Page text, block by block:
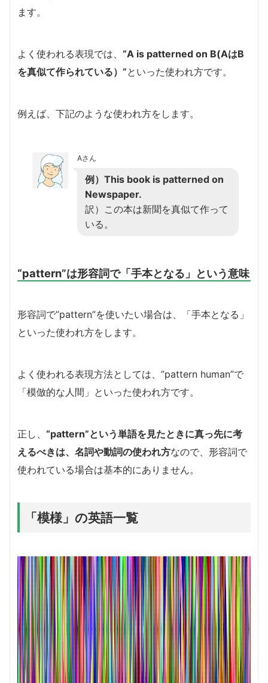
ます。
よく使われる表現では、 “A is patterned on B(AはB
を真似て作られている）”といった使われ方です。
例えば、下記のような使われ方をします。
Aさん
例）This book is patterned on
Newspaper.
訳）この本は新聞を真似て作って
いる。
“pattern”は形容詞で「手本となる」という意味
形容詞で”pattern”を使いたい場合は、「手本となる」
といった使われ方をします。
よく使われる表現方法としては、”pattern human”で
「模倣的な人間」といった使われ方です。
正し、 “pattern”という単語を見たときに真っ先に考
えるべきは、名詞や動詞の使われ方なので、形容詞で
使われている場合は基本的にありません。
「模様」の英語一覧